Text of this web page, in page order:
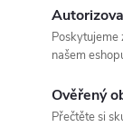
Poskytujeme
našem
Ověřený
Přečtěte si